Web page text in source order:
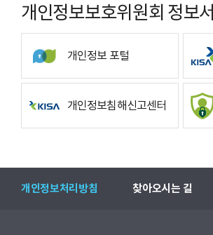
개인정보보호위원회 정보
개인정보 포털
개인정보침해신고센터
개인정보처리방침 찾아오시는 길